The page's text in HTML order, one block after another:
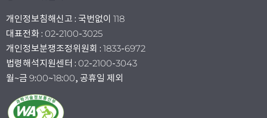
개인정보침해신고 : 국번없이 118
대표전화 : 02-2100-3025
개인정보분쟁조정위원회 : 1833-6972
법령해석지원센터 : 02-2100-3043
월~금 9:00~18:00, 공휴일 제외